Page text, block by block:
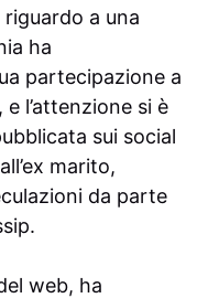
a una
ha
partecipazione a
, e l’attenzione si è
sui social
marito,
da parte
web, ha